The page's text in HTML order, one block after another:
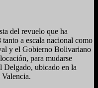
del revuelo que ha
a escala nacional como
y el Gobierno Bolivariano
para mudarse
ubicado en la